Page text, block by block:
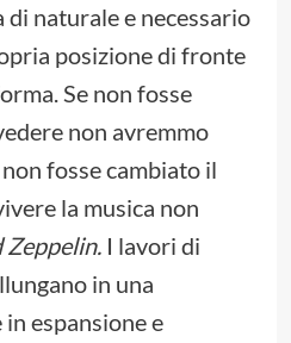
di naturale e necessario
posizione di fronte
Se non fosse
non avremmo
fosse cambiato il
la musica non
Zeppelin. I lavori di
in una
espansione e